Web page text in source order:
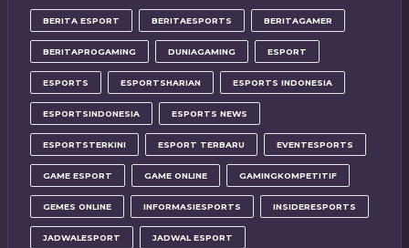
BERITA ESPORT BERITAESPORTS BERITAGAMER
BERITAPROGAMING DUNIAGAMING ESPORT
ESPORTS ESPORTSHARIAN ESPORTS INDONESIA
ESPORTSINDONESIA ESPORTS NEWS
ESPORTSTERKINI ESPORT TERBARU EVENTESPORTS
GAME ESPORT GAME ONLINE GAMINGKOMPETITIF
GEMES ONLINE INFORMASIESPORTS INSIDERESPORTS
JADWALESPORT JADWAL ESPORT